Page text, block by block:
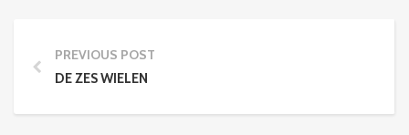
PREVIOUS POST
DE ZES WIELEN